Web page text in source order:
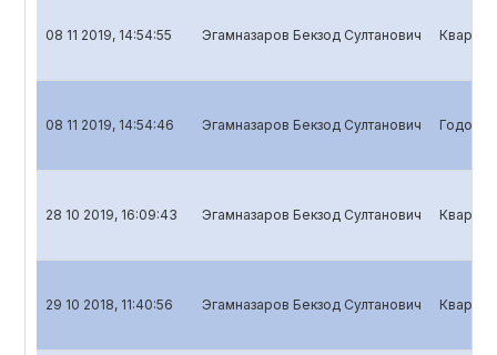
08 11 2019, 14:54:55 Эгамназаров Бекзод Султанович
08 11 2019, 14:54:46 Эгамназаров Бекзод Султанович
28 10 2019, 16:09:43 Эгамназаров Бекзод Султанович
29 10 2018, 11:40:56 Эгамназаров Бекзод Султанович